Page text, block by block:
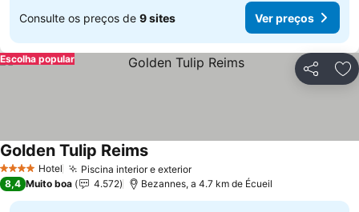
Consulte os preços de 9 sites Ver preços
Partilhar
Escolha popular
4 EstrelasHotel Piscina interior e exteriorVer preços
Golden Tulip ReimsVer preços
8,4 Muito boa 4.572 Bezannes, a 4.7 km de Écueil